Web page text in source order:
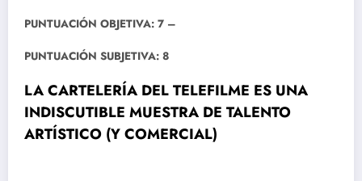
PUNTUACIÓN OBJETIVA: 7 –
PUNTUACIÓN SUBJETIVA: 8
LA CARTELERÍA DEL TELEFILME ES UNA
INDISCUTIBLE MUESTRA DE TALENTO
ARTÍSTICO (Y COMERCIAL)